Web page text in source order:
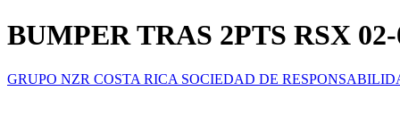
BUMPER TRAS 2PTS RSX
GRUPO NZR COSTA RICA SOCIEDAD DE